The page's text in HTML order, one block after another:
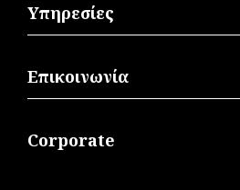
Υπηρεσίες
Επικοινωνία
Corporate